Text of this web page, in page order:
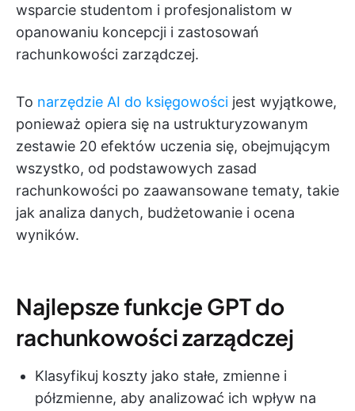
wsparcie studentom i profesjonalistom w
opanowaniu koncepcji i zastosowań
rachunkowości zarządczej.
To narzędzie AI do księgowości jest wyjątkowe,
ponieważ opiera się na ustrukturyzowanym
zestawie 20 efektów uczenia się, obejmującym
wszystko, od podstawowych zasad
rachunkowości po zaawansowane tematy, takie
jak analiza danych, budżetowanie i ocena
wyników.
Najlepsze funkcje GPT do
rachunkowości zarządczej
Klasyfikuj koszty jako stałe, zmienne i
półzmienne, aby analizować ich wpływ na